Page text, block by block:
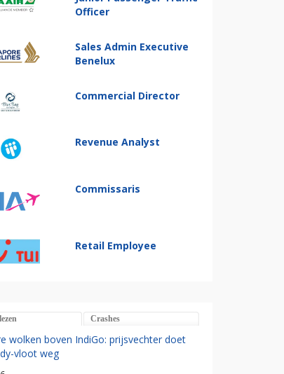
Officer
Sales Admin Executive
Benelux
Commercial Director
Revenue Analyst
Commissaris
Retail Employee
Crashes
wolken boven IndiGo: prijsvechter doet
vloot weg